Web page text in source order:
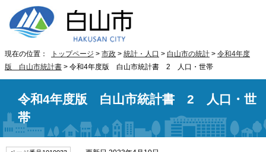
現在の位置： トップページ > 市政 > 統計・人口 > 白山市の統計 > 令和4年度
版 白山市統計書 > 令和4年度版 白山市統計書 2 人口・世帯
令和4年度版 白山市統計書 2 人口・世
帯